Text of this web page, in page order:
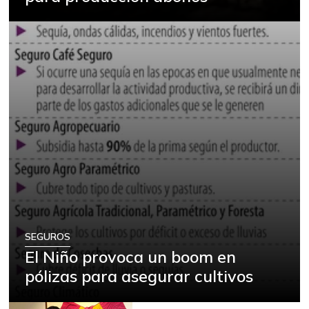
postas congelado
07/25/2026
-
Banano criollo
07/25/2026 -7,80%
Berenjena
04/27/2019
$ 1.667,00
-16,65%
Bocachico
importado
07/25/2026
$ 19.800,00
Bola de brazo de
res
03/04/2017
$ 15.500,00
-
Bota de res
03/04/2017
$ 14.500,00
SEGUROS
El Niño provoca un boom en
pólizas para asegurar cultivos